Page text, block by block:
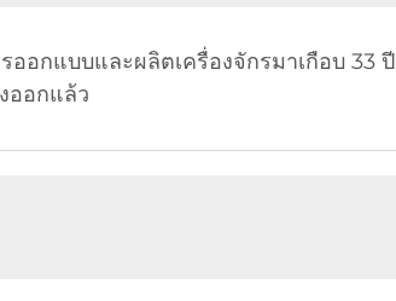
ออกแบบและผลิตเครื่องจักรมาเกือบ 33 ปี
ออกแล้ว